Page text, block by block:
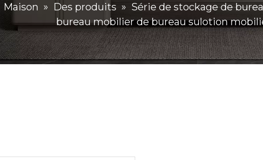
Maison » Des produits » Série de stockage de
bureau mobilier de bureau sulotion